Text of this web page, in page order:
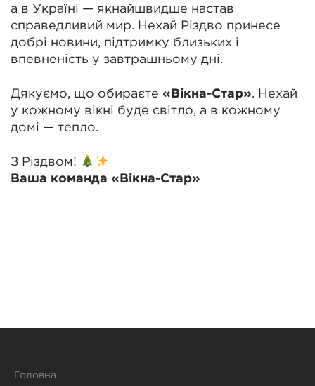
а в Україні — якнайшвидше настав
справедливий мир. Нехай Різдво принесе
добрі новини, підтримку близьких і
впевненість у завтрашньому дні.
Дякуємо, що обираєте «Вікна-Стар». Нехай
у кожному вікні буде світло, а в кожному
домі — тепло.
З Різдвом!
Ваша команда «Вікна-Стар»
Головна